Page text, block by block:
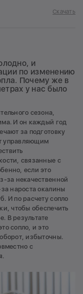
Скачать
и
по изменению
Почему же в
у нас было
сезона,
И он каждый год
за подготовку
управляющим
связанные с
если это
за некачественной
нароста окалины
И по расчету сопло
чтобы обеспечить
В результате
сопло, и это
избыточны.
с